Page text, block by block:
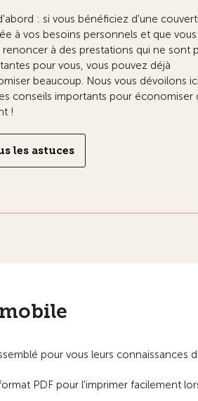
: si vous bénéficiez d'une
à vos besoins personnels et que
renoncer à des prestations qui ne sont
pour vous, vous pouvez déjà
beaucoup. Nous vous dévoilons ici
conseils importants pour économiser
!
les astuces
pour vous leurs connaissances
PDF pour l'imprimer facilement